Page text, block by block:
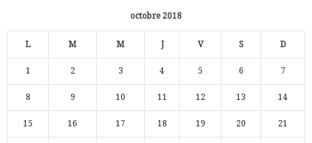
octobre 2018
L M M J V S D
1 2 3 4 5 6 7
8 9 10 11 12 13 14
15 16 17 18 19 20 21